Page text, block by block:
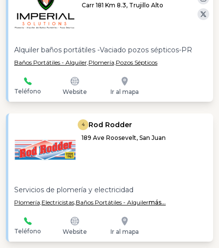
Carr 181 Km 8.3, Trujillo Alto
Alquiler baños portátiles -Vaciado pozos sépticos-PR
Baños Portátiles - Alquiler, Plomería, Pozos Sépticos
Teléfono Website Ir al mapa
4 Rod Rodder
189 Ave Roosevelt, San Juan
Servicios de plomería y electricidad
Plomería, Electricistas, Baños Portátiles - Alquilermás...
Teléfono Website Ir al mapa